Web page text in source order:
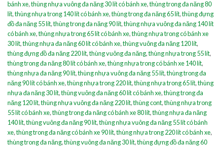
bánh xe,thùng nhựa vuông đa năng 30 lít có bánh xe,thùng trong đa năng 80
lít,thùng nhựa trong 140 lít có bánh xe,thùng trong đa năng 65 lít,thùng đựng
đồ đa năng 55 lít,thùng trong đa năng 90 lít,thùng nhựa vuông đa năng 140 lít
có bánh xe,thùng nhựa trong 65 lít có bánh xe,thùng nhựa trong có bánh xe
30 lít,thùng nhựa đa năng 60 lít có bánh xe,thùng vuông đa năng 120 lít,
thùng đựng đồ đa năng 220 lít,thùng vuông đa năng,thùng nhựa trong 55 lít,
thùng trong đa năng 80 lít có bánh xe,thùng nhựa trong có bánh xe 140 lít,
thùng nhựa đa năng 90 lít,thùng nhựa vuông đa năng 55 lít,thùng trong đa
năng 90 lít có bánh xe,thùng nhựa trong 220 lít,thùng nhựa trong 65 lít,thùng
nhựa đa năng 30 lít,thùng vuông đa năng 60 lít có bánh xe,thùng trong đa
năng 120 lít,thùng nhựa vuông đa năng 220 lít,thùng cont,thùng nhựa trong
55 lít có bánh xe,thùng trong đa năng có bánh xe 80 lít,thùng nhựa đa năng
140 lít,thùng vuông đa năng 90 lít,thùng nhựa vuông đa năng 55 lít có bánh
xe,thùng trong đa năng có bánh xe 90 lít,thùng nhựa trong 220 lít có bánh xe,
thùng trong đa năng,thùng vuông đa năng 30 lít,thùng đựng đồ đa năng 60